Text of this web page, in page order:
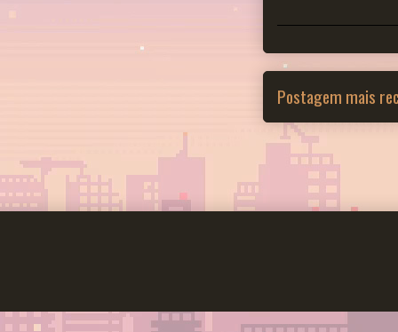
Postagem mais